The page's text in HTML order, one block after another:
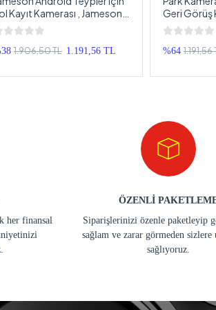
Kayıt Kamerası , Jameson
50 Araç Yol Kayıt
, Android
Araç Kayıt
1.906,50 TL 1.191,56 TL
Geri Görüş
Tampona
Park
%64 1.191,56
her finansal
ÖZENLİ
Siparişlerinizi özenle paketleyip
sağlam ve zarar görmeden sizlere
sağlıyoruz.